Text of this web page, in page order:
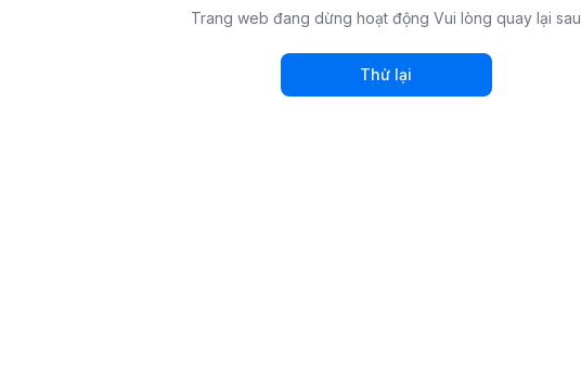
Trang web đang dừng hoạt động Vui lòng quay lại sau
Thử lại